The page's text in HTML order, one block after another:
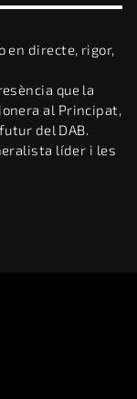
en directe, rigor,
que la
al Principat,
del DAB.
líder i les